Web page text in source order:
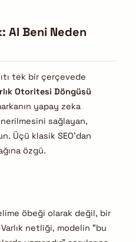
AI Beni Neden
tek bir çerçevede
Otoritesi Döngüsü
yapay zeka
sağlayan,
Üçü klasik SEO’dan
özgü.
öbeği olarak değil, bir
netliği, modelin “bu